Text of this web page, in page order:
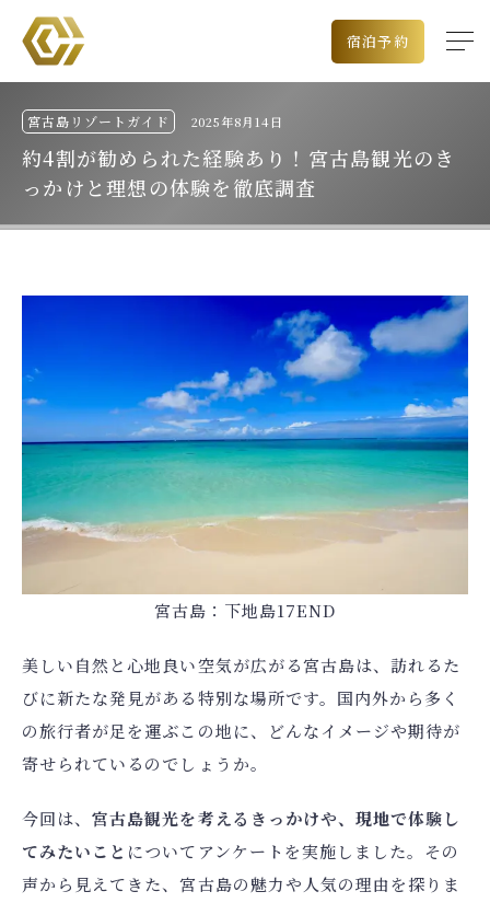
宿泊予約
宮古島リゾートガイド 2025年8月14日
約4割が勧められた経験あり！宮古島観光のき
っかけと理想の体験を徹底調査
宮古島：下地島17END
美しい自然と心地良い空気が広がる宮古島は、訪れるた
びに新たな発見がある特別な場所です。国内外から多く
の旅行者が足を運ぶこの地に、どんなイメージや期待が
寄せられているのでしょうか。
今回は、宮古島観光を考えるきっかけや、現地で体験し
てみたいこと についてアンケートを実施しました。その
声から見えてきた、宮古島の魅力や人気の理由を探りま
泊数
宿泊人数
予約確認・キャンセル